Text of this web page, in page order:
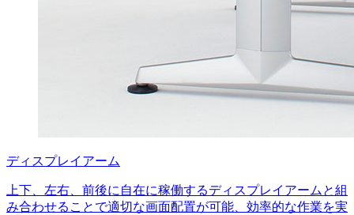
ディスプレイアーム
上下、左右、前後に自在に稼働するディスプレイアームと組
み合わせることで適切な画面配置が可能、効率的な作業を実